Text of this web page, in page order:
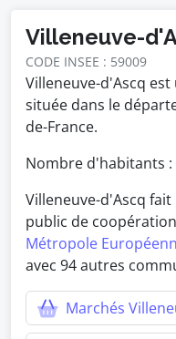
Villeneuve-
CODE INSEE : 59009
Villeneuve-d'Ascq
située dans le
de-France.
Nombre d'habitants
Villeneuve-d'Ascq
public de
Métropole
avec 94 autres
Marchés